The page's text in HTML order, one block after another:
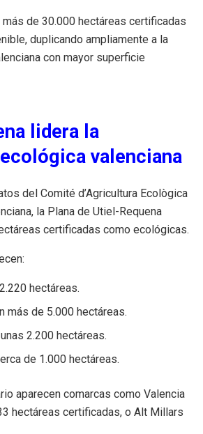
más de 30.000 hectáreas certificadas
duplicando ampliamente a la
con mayor superficie
lidera la
valenciana
del Comité d’Agricultura Ecològica
la Plana de Utiel-Requena
certificadas como ecológicas.
hectáreas.
más de 5.000 hectáreas.
2.200 hectáreas.
de 1.000 hectáreas.
aparecen comarcas como Valencia
hectáreas certificadas, o Alt Millars